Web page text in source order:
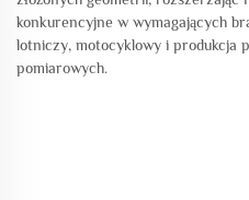
konkurencyjne w wymagających
lotniczy, motocyklowy i produkcja
pomiarowych.